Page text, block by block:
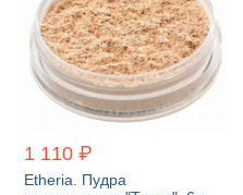
1 110 ₽
Etheria. Пудра